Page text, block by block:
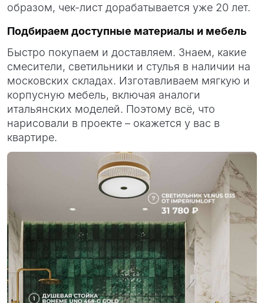
образом, чек-лист дорабатывается уже 20 лет.
Подбираем доступные материалы и мебель
Быстро покупаем и доставляем. Знаем, какие
смесители, светильники и стулья в наличии на
московских складах. Изготавливаем мягкую и
корпусную мебель, включая аналоги
итальянских моделей. Поэтому всё, что
нарисовали в проекте – окажется у вас в
квартире.